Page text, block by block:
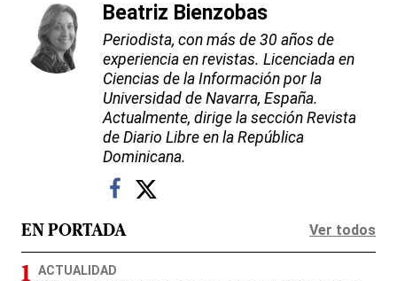
Beatriz Bienzobas
Periodista, con más de 30 años de
experiencia en revistas. Licenciada en
Ciencias de la Información por la
Universidad de Navarra, España.
Actualmente, dirige la sección Revista
de Diario Libre en la República
Dominicana.
EN PORTADA Ver todos
ACTUALIDAD